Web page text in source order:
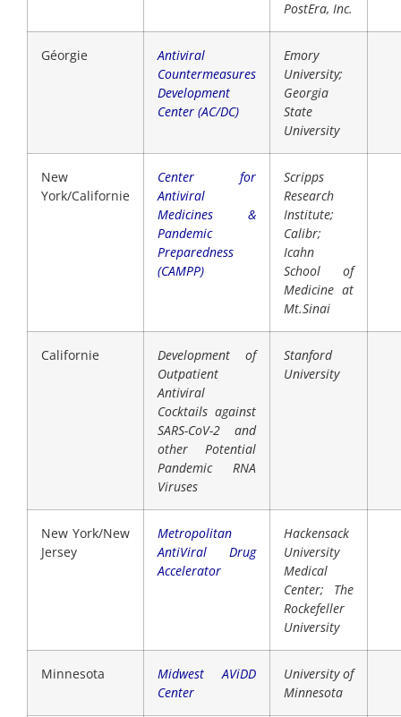
PostEra, Inc.
Géorgie
Antiviral
Countermeasures
Development
Center (AC/DC)
Emory
University;
Georgia
State
University
New
York/Californie
Center for
Antiviral
Medicines &
Pandemic
Preparedness
(CAMPP)
Scripps
Research
Institute;
Calibr;
Icahn
School of
Medicine at
Mt.Sinai
Californie
Development of
Outpatient
Antiviral
Cocktails against
SARS-CoV-2 and
other Potential
Pandemic RNA
Viruses
Stanford
University
New York/New
Jersey
Metropolitan
AntiViral Drug
Accelerator
Hackensack
University
Medical
Center; The
Rockefeller
University
Minnesota
Midwest AViDD
Center
University of
Minnesota